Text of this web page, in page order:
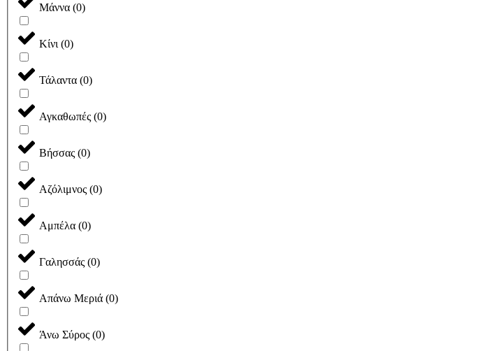
Μάννα (0)
Κίνι (0)
Τάλαντα (0)
Αγκαθωπές (0)
Βήσσας (0)
Αζόλιμνος (0)
Αμπέλα (0)
Γαλησσάς (0)
Απάνω Μεριά (0)
Άνω Σύρος (0)